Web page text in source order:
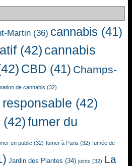
Martin (36) cannabis (41)
(42) cannabis
CBD (41) Champs-
de cannabis (32)
(42)
(42)fumer du
en public (32) fumer à Paris (32) fumée de
Jardin des Plantes (34) joints (32) La